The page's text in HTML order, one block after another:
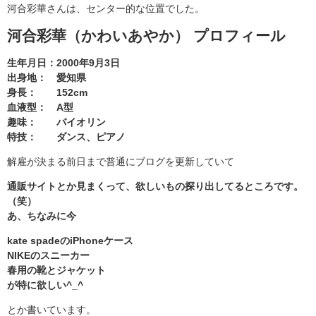
河合彩華さんは、センター的な位置でした。
河合彩華（かわいあやか） プロフィール
生年月日：2000年9月3日
出身地： 愛知県
身長： 152cm
血液型： A型
趣味： バイオリン
特技： ダンス、ピアノ
解雇が決まる前日まで普通にブログを更新していて
通販サイトとか見まくって、欲しいもの探り出してるところです。
（笑）
あ、ちなみに今
kate spadeのiPhoneケース
NIKEのスニーカー
春用の靴とジャケット
が特に欲しい^_^
とか書いています。